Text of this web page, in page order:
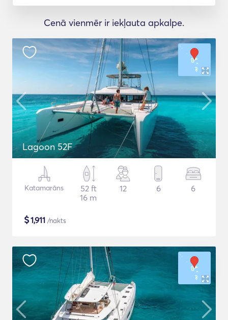
Cenā vienmēr ir iekļauta apkalpe.
Lagoon 52F
Katamarāns
52 ft
16 m
12 6 6
$1,911 /nakts